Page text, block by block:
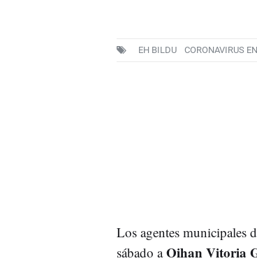
EH BILDU CORONAVIRUS
Los agentes municipales
sábado aOihan Vitoria